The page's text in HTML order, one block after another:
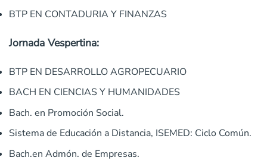
BTP EN CONTADURIA Y FINANZAS
Jornada Vespertina:
BTP EN DESARROLLO AGROPECUARIO
BACH EN CIENCIAS Y HUMANIDADES
Bach. en Promoción Social.
Sistema de Educación a Distancia, ISEMED: Ciclo Común.
Bach.en Admón. de Empresas.